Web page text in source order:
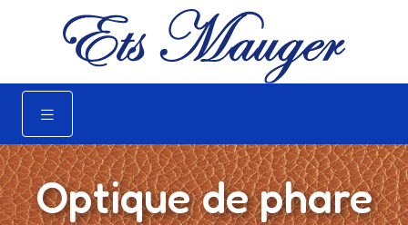
Optique de phare